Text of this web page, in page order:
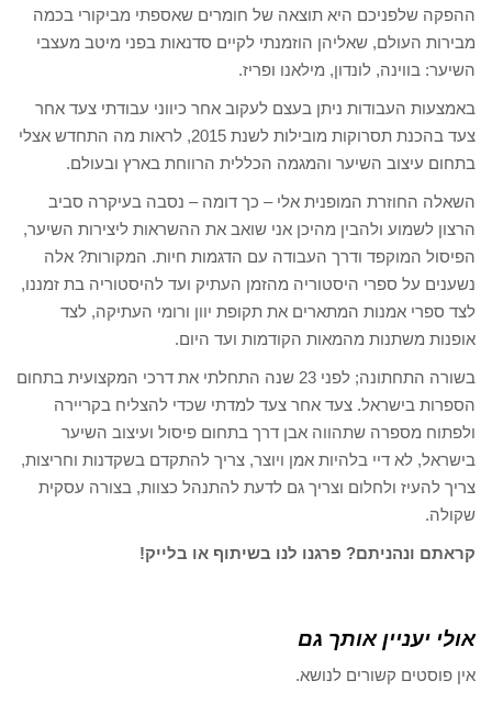
ההפקה שלפניכם היא תוצאה של חומרים שאספתי מביקורי בכמה
מבירות העולם, שאליהן הוזמנתי לקיים סדנאות בפני מיטב מעצבי
השיער: בווינה, לונדון, מילאנו ופריז.
באמצעות העבודות ניתן בעצם לעקוב אחר כיווני עבודתי צעד אחר
צעד בהכנת תסרוקות מובילות לשנת 2015, לראות מה התחדש אצלי
בתחום עיצוב השיער והמגמה הכללית הרווחת בארץ ובעולם.
השאלה החוזרת המופנית אלי – כך דומה – נסבה בעיקרה סביב
הרצון לשמוע ולהבין מהיכן אני שואב את ההשראות ליצירות השיער,
הפיסול המוקפד ודרך העבודה עם הדגמות חיות. המקורות? אלה
נשענים על ספרי היסטוריה מהזמן העתיק ועד להיסטוריה בת זמננו,
לצד ספרי אמנות המתארים את תקופת יוון ורומי העתיקה, לצד
אופנות משתנות מהמאות הקודמות ועד היום.
בשורה התחתונה; לפני 23 שנה התחלתי את דרכי המקצועית בתחום
הספרות בישראל. צעד אחר צעד למדתי שכדי להצליח בקריירה
ולפתוח מספרה שתהווה אבן דרך בתחום פיסול ועיצוב השיער
בישראל, לא דיי בלהיות אמן ויוצר, צריך להתקדם בשקדנות וחריצות,
צריך להעיז ולחלום וצריך גם לדעת להתנהל כצוות, בצורה עסקית
שקולה.
קראתם ונהניתם? פרגנו לנו בשיתוף או בלייק!
אולי יעניין אותך גם
אין פוסטים קשורים לנושא.